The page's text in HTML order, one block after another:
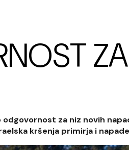
za niz novih
kršenja primirja i